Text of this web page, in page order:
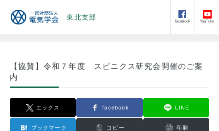
東北支部
facebook YouTube
【協賛】令和７年度 スピニクス研究会開催のご案
内
エックス facebook LINE
ブックマーク コピー 印刷